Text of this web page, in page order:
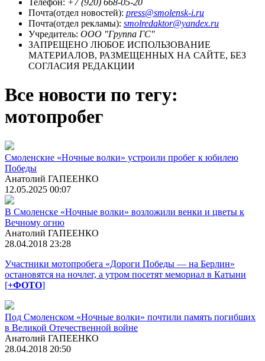
Телефон: +7 (920) 668-05-20
Почта(отдел новостей): press@smolensk-i.ru
Почта(отдел рекламы): smolredaktor@yandex.ru
Учредитель: ООО "Группа ГС"
ЗАПРЕЩЕНО ЛЮБОЕ ИСПОЛЬЗОВАНИЕ
МАТЕРИАЛОВ, РАЗМЕЩЕННЫХ НА САЙТЕ, БЕЗ
СОГЛАСИЯ РЕДАКЦИИ
Все новости по тегу:
мотопробег
Смоленские «Ночные волки» устроили пробег к юбилею
Победы
Анатолий ГАПЕЕНКО
12.05.2025 00:07
В Смоленске «Ночные волки» возложили венки и цветы к
Вечному огню
Анатолий ГАПЕЕНКО
28.04.2018 23:28
Участники мотопробега «Дороги Победы — на Берлин»
остановятся на ночлег, а утром посетят мемориал в Катыни
[+ФОТО]
Под Смоленском «Ночные волки» почтили память погибших
в Великой Отечественной войне
Анатолий ГАПЕЕНКО
28.04.2018 20:50